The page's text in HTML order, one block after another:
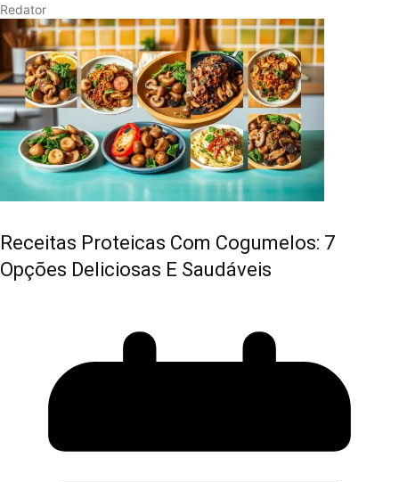
Redator
Receitas Proteicas Com Cogumelos: 7
Opções Deliciosas E Saudáveis